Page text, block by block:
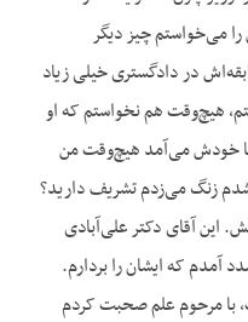
می‌خواستم چیز دیگر
در دادگستری خیلی زیاد
هیچ‌وقت هم نخواستم که او
خودش می‌آمد هیچ‌وقت من
زنگ می‌زدم تشریف دارید؟
این آقای دکتر علی‌آبادی
که ایشان را بردارم.
با مرحوم علم صحبت کردم